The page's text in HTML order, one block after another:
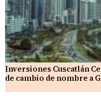
Inversiones Cuscatlán
de cambio de nombre a